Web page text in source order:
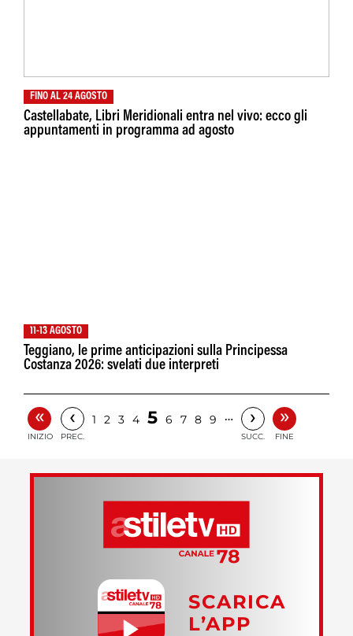
FINO AL 24 AGOSTO
Castellabate, Libri Meridionali entra nel vivo: ecco gli
appuntamenti in programma ad agosto
11-13 AGOSTO
Teggiano, le prime anticipazioni sulla Principessa
Costanza 2026: svelati due interpreti
«
INIZIO
‹
PREC.
1 2 3 4 5 6 7 8 9 … ›
SUCC.
»
FINE
SCARICA
L’APP